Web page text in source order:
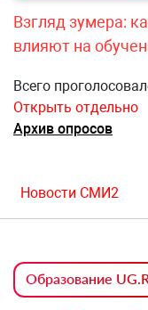
Взгляд зумера:
влияют на
Всего
Открыть отдельно
Архив опросов
Новости СМИ2
Образование